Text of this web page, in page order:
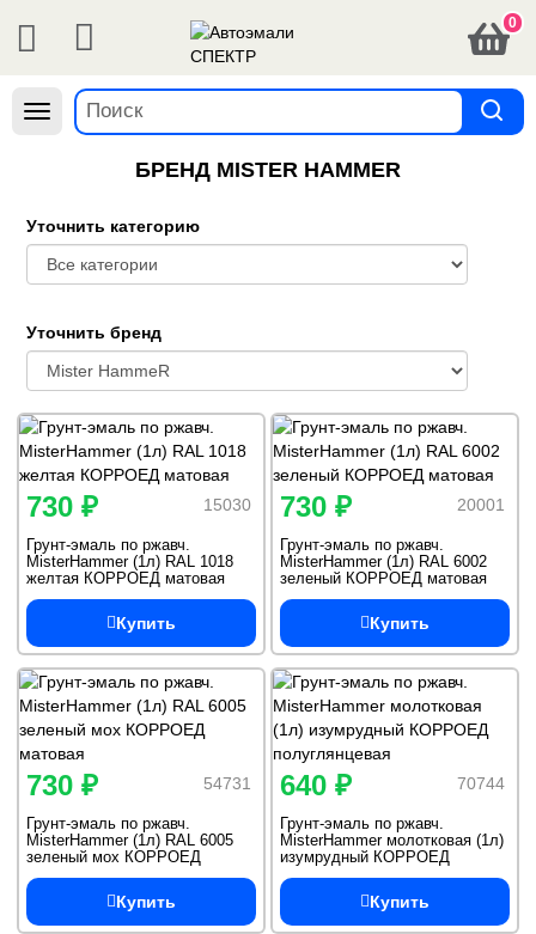
0
Навигация
БРЕНД MISTER HAMMER
Уточнить категорию
Уточнить бренд
15030
730 ₽
Грунт-эмаль по ржавч.
MisterHammer (1л) RAL 1018
желтая КОРРОЕД матовая
Купить
20001
730 ₽
Грунт-эмаль по ржавч.
MisterHammer (1л) RAL 6002
зеленый КОРРОЕД матовая
Купить
54731
730 ₽
Грунт-эмаль по ржавч.
MisterHammer (1л) RAL 6005
зеленый мох КОРРОЕД
матовая
Купить
70744
640 ₽
Грунт-эмаль по ржавч.
MisterHammer молотковая (1л)
изумрудный КОРРОЕД
полуглянцевая
Купить